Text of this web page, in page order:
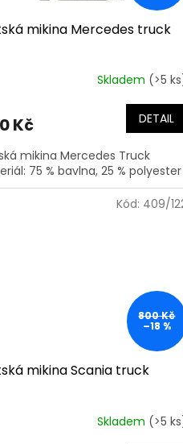
mikina Mercedes truck
Skladem (>5
Kč DETAIL
mikina Mercedes Truck
75 % bavlna, 25 % polyester
800 Kč
–18 %
mikina Scania truck
Skladem (>5
Kód: 409/